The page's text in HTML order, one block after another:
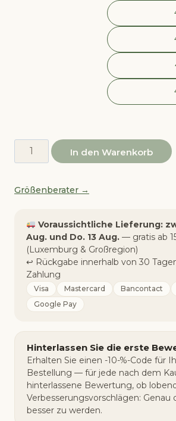
Sneaker
Hade
recyceltes
Grau
Menge
In den Warenkorb
Größenberater →
Voraussichtliche Lieferung:
Aug. und Do. 13 Aug. — gratis ab
(Luxemburg & Großregion)
↩︎ Rückgabe innerhalb von 30
Zahlung
Visa Mastercard Bancontact
Google Pay
Hinterlassen Sie die erste
Erhalten Sie einen -10-%-Code für
Bestellung — für jede nach dem
hinterlassene Bewertung, ob
Verbesserungsvorschlägen: Genau
besser zu werden.